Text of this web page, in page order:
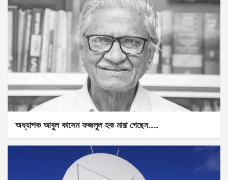
অধ্যাপক আবুল কাসেম ফজলুল হক মারা গেছেন….